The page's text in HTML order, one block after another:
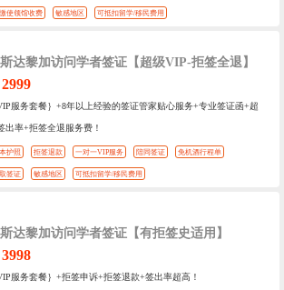
使领馆收费 敏感地区 可抵扣留学/移民费用
达黎加访问学者签证【超级VIP-拒签全退】
2999
服务套餐｝+8年以上经验的签证管家贴心服务+专业签证函+超
出率+拒签全退服务费！
护照 拒签退款 一对一VIP服务 陪同签证 免机酒行程单
签证 敏感地区 可抵扣留学/移民费用
达黎加访问学者签证【有拒签史适用】
3998
服务套餐｝+拒签申诉+拒签退款+签出率超高！